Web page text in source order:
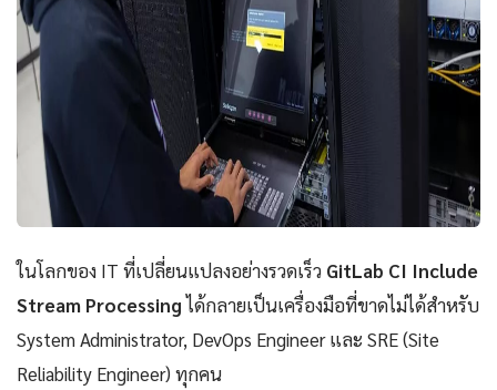
ในโลกของ IT ที่เปลี่ยนแปลงอย่างรวดเร็ว GitLab CI Include
Stream Processingได้กลายเป็นเครื่องมือที่ขาดไม่ได้สำหรับ
System Administrator, DevOps Engineer และ SRE (Site
Reliability Engineer) ทุกคน